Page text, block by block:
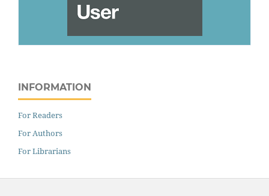
INFORMATION
For Readers
For Authors
For Librarians